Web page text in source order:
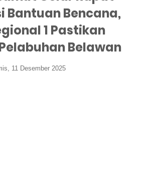
Bantuan Bencana,
1 Pastikan
Belawan
11 Desember 2025